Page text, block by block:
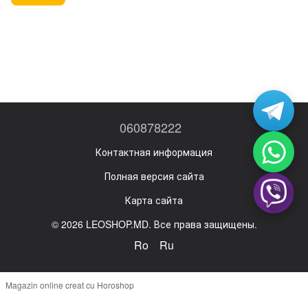
060878222
Контактная информация
Полная версия сайта
Карта сайта
© 2026 LEOSHOP.MD. Все права защищены.
Ro Ru
Magazin online creat cu Horoshop